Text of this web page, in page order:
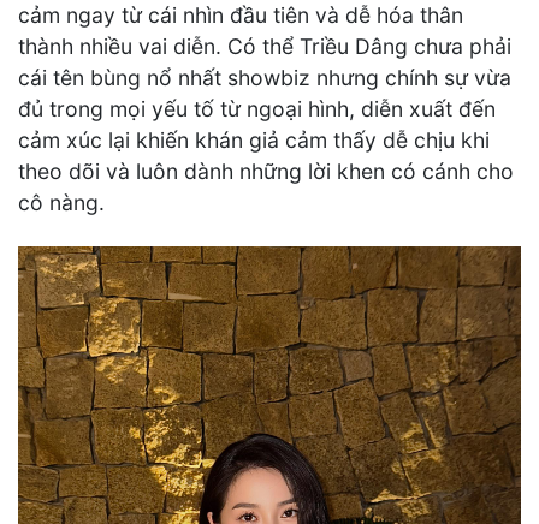
cảm ngay từ cái nhìn đầu tiên và dễ hóa thân
thành nhiều vai diễn. Có thể Triều Dâng chưa phải
cái tên bùng nổ nhất showbiz nhưng chính sự vừa
đủ trong mọi yếu tố từ ngoại hình, diễn xuất đến
cảm xúc lại khiến khán giả cảm thấy dễ chịu khi
theo dõi và luôn dành những lời khen có cánh cho
cô nàng.